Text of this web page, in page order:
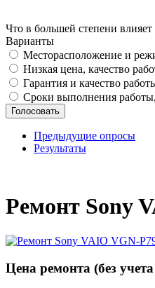
Что в большей степени
Варианты
Месторасположение и
Низкая цена, качество
Гарантия и качество
Сроки выполнения работы,
Предыдущие опросы
Результаты
Ремонт Sony
Цена ремонта (без